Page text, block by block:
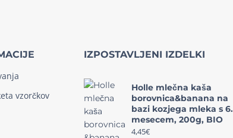
vzorčkov
IZPOSTAVLJENI IZDELKI
Holle mlečna kaša
borovnica&banana na
bazi kozjega mleka s 6.
mesecem, 200g, BIO
4,45€